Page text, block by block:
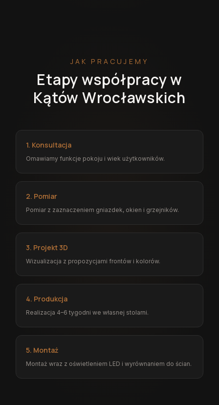
JAK PRACUJEMY
Etapy współpracy w
Kątów Wrocławskich
1. Konsultacja
Omawiamy funkcje pokoju i wiek użytkowników.
2. Pomiar
Pomiar z zaznaczeniem gniazdek, okien i grzejników.
3. Projekt 3D
Wizualizacja z propozycjami frontów i kolorów.
4. Produkcja
Realizacja 4–6 tygodni we własnej stolarni.
5. Montaż
Montaż wraz z oświetleniem LED i wyrównaniem do ścian.